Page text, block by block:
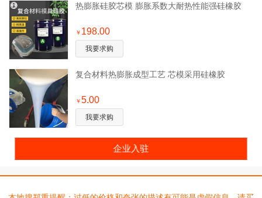
热膨胀硅胶芯模 膨胀系数大耐热性能强硅橡胶
￥ 198.00
我要求购
复合材料热膨胀成型工艺 芯模采用硅橡胶
￥5.00
我要求购
企业入驻